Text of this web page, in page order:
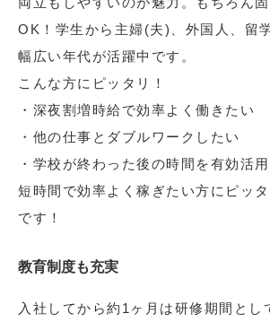
OK！学生から主婦(夫)、外国人、留
幅広い年代が活躍中です。
こんな方にピッタリ！
・深夜割増時給で効率よく働きたい
・他の仕事とダブルワークしたい
・学校が終わった後の時間を有効活
短時間で効率よく稼ぎたい方にピッ
です！
教育制度も充実
入社してから約1ヶ月は研修期間とし